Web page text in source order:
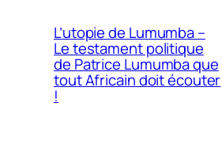
L’utopie de Lumumba –
Le testament politique
de Patrice Lumumba que
tout Africain doit écouter
!